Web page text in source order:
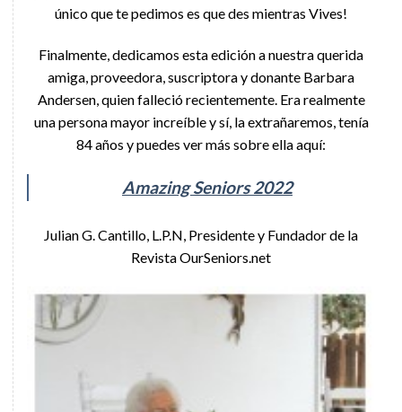
único que te pedimos es que des mientras Vives!
Finalmente, dedicamos esta edición a nuestra querida
amiga, proveedora, suscriptora y donante Barbara
Andersen, quien falleció recientemente. Era realmente
una persona mayor increíble y sí, la extrañaremos, tenía
84 años y puedes ver más sobre ella aquí:
Amazing Seniors 2022
Julian G. Cantillo, L.P.N, Presidente y Fundador de la
Revista OurSeniors.net